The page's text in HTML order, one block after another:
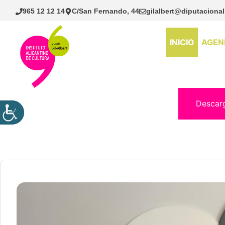
Saltar
965 12 12 14 C/San Fernando, 44
INICIO